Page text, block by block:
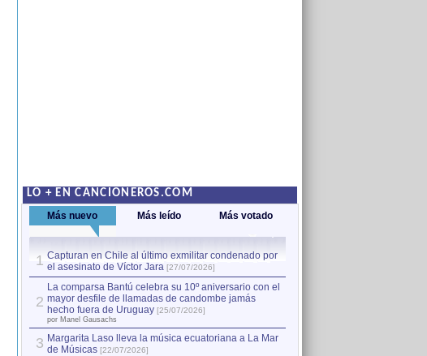
LO + EN CANCIONEROS.COM
Más nuevo Más leído Más votado
1 Capturan en Chile al último exmilitar condenado por
el asesinato de Víctor Jara [27/07/2026]
2
La comparsa Bantú celebra su 10º aniversario con el
mayor desfile de llamadas de candombe jamás
hecho fuera de Uruguay [25/07/2026]
por Manel Gausachs
3 Margarita Laso lleva la música ecuatoriana a La Mar
de Músicas [22/07/2026]